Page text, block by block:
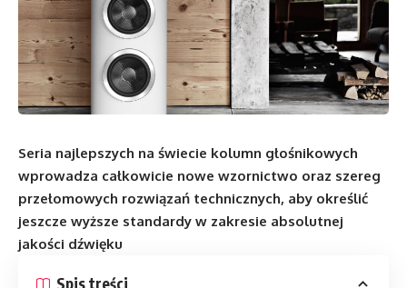
Seria najlepszych na świecie kolumn głośnikowych
wprowadza całkowicie nowe wzornictwo oraz szereg
przełomowych rozwiązań technicznych, aby określić
jeszcze wyższe standardy w zakresie absolutnej
jakości dźwięku
Spis treści